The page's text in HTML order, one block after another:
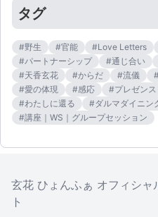
タグ
#野生 #官能 #Love Letters
#パートナーシップ #通じ合い
#天香玄花 #からだ #流儀 #
#愛の体現 #感応 #プレゼンス
#わたしに還る #ダルマダイニン
#講座｜WS｜グループセッション
玄花 ひょんふぁ オフィシャ
ト